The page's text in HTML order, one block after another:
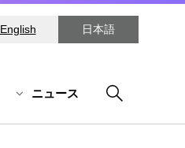
日本語
English
ニュース